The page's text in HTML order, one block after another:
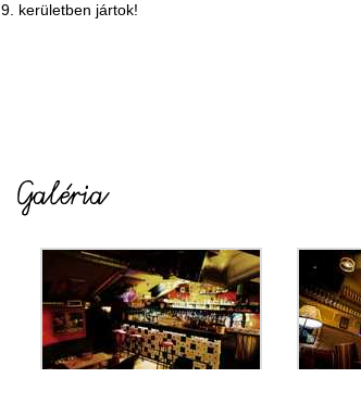
9. kerületben jártok!